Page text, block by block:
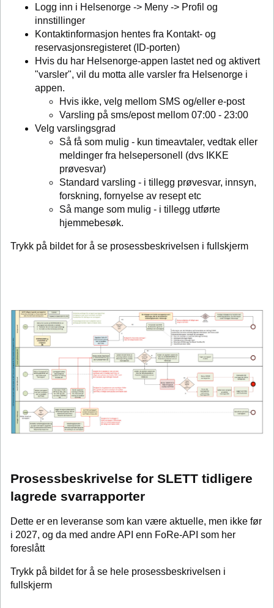
Logg inn i Helsenorge -> Meny -> Profil og
innstillinger
Kontaktinformasjon hentes fra Kontakt- og
reservasjonsregisteret (ID-porten)
Hvis du har Helsenorge-appen lastet ned og aktivert
"varsler", vil du motta alle varsler fra Helsenorge i
appen.
Hvis ikke, velg mellom SMS og/eller e-post
Varsling på sms/epost mellom 07:00 - 23:00
Velg varslingsgrad
Så få som mulig - kun timeavtaler, vedtak eller
meldinger fra helsepersonell (dvs IKKE
prøvesvar)
Standard varsling - i tillegg prøvesvar, innsyn,
forskning, fornyelse av resept etc
Så mange som mulig - i tillegg utførte
hjemmebesøk.
Trykk på bildet for å se prosessbeskrivelsen i fullskjerm
Prosessbeskrivelse for SLETT tidligere
lagrede svarrapporter
Dette er en leveranse som kan være aktuelle, men ikke før
i 2027, og da med andre API enn FoRe-API som her
foreslått
Trykk på bildet for å se hele prosessbeskrivelsen i
fullskjerm